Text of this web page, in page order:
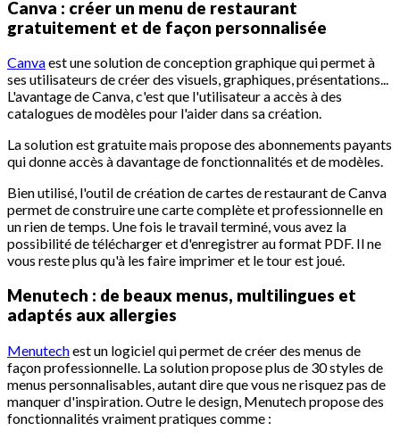
Canva : créer un menu de restaurant
gratuitement et de façon personnalisée
Canvaest une solution de conception graphique qui permet à
ses utilisateurs de créer des visuels, graphiques, présentations...
L'avantage de Canva, c'est que l'utilisateur a accès à des
catalogues de modèles pour l'aider dans sa création.
La solution est gratuite mais propose des abonnements payants
qui donne accès à davantage de fonctionnalités et de modèles.
Bien utilisé, l'outil de création de cartes de restaurant de Canva
permet de construire une carte complète et professionnelle en
un rien de temps. Une fois le travail terminé, vous avez la
possibilité de télécharger et d'enregistrer au format PDF. Il ne
vous reste plus qu'à les faire imprimer et le tour est joué.
Menutech : de beaux menus, multilingues et
adaptés aux allergies
Menutechest un logiciel qui permet de créer des menus de
façon professionnelle. La solution propose plus de 30 styles de
menus personnalisables, autant dire que vous ne risquez pas de
manquer d'inspiration. Outre le design, Menutech propose des
fonctionnalités vraiment pratiques comme :